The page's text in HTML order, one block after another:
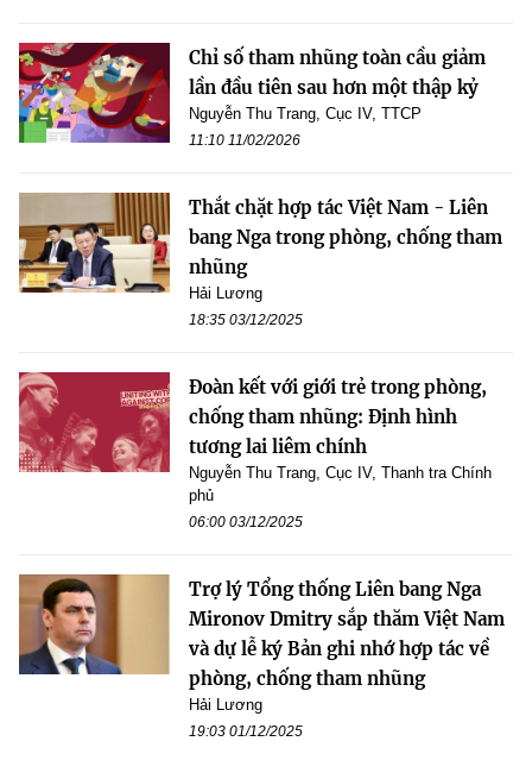
Chỉ số tham nhũng toàn cầu giảm
lần đầu tiên sau hơn một thập kỷ
Nguyễn Thu Trang, Cục IV, TTCP
11:10 11/02/2026
Thắt chặt hợp tác Việt Nam - Liên
bang Nga trong phòng, chống tham
nhũng
Hải Lương
18:35 03/12/2025
Đoàn kết với giới trẻ trong phòng,
chống tham nhũng: Định hình
tương lai liêm chính
Nguyễn Thu Trang, Cục IV, Thanh tra Chính
phủ
06:00 03/12/2025
Trợ lý Tổng thống Liên bang Nga
Mironov Dmitry sắp thăm Việt Nam
và dự lễ ký Bản ghi nhớ hợp tác về
phòng, chống tham nhũng
Hải Lương
19:03 01/12/2025